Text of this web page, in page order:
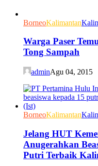
BorneoKalimantan
Warga Paser
Tong Sampah
adminAgu 04, 2015
BorneoKalimantan
Jelang HUT
Anugerahkan
Putri Terbaik